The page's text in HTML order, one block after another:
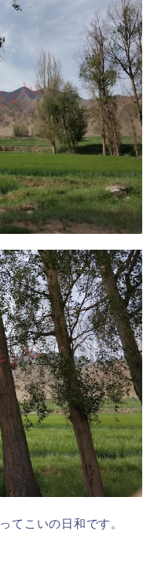
てこいの日和です。